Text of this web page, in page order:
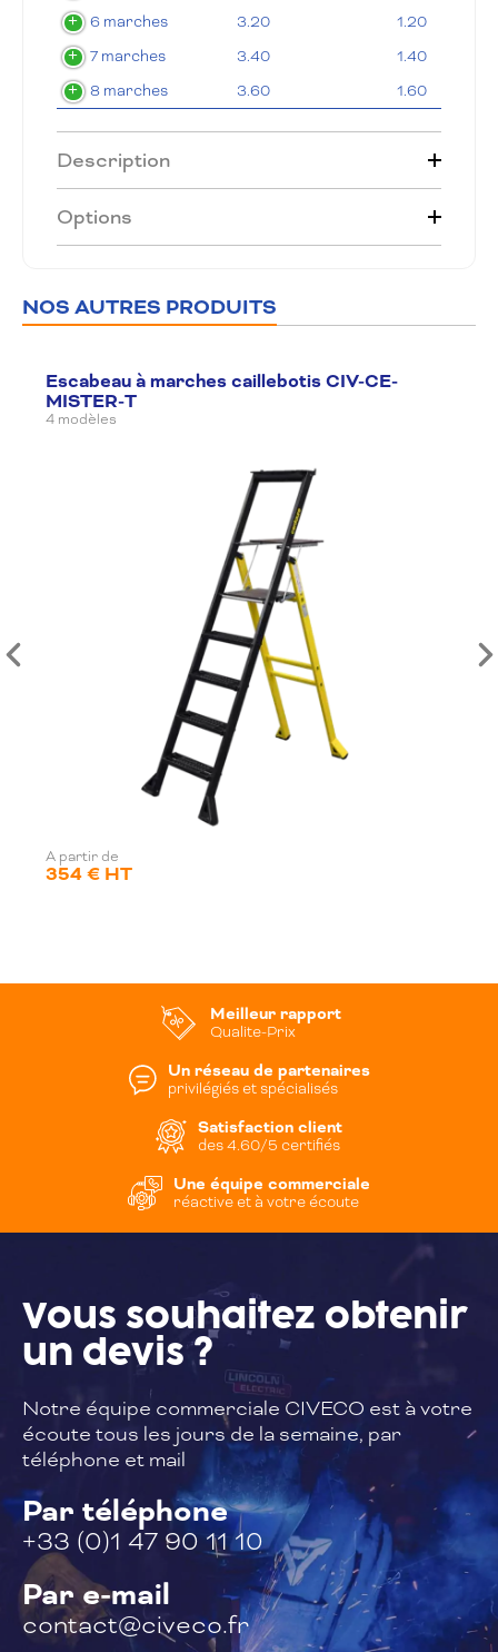
6 marches 3.20
1.20
7 marches
3.40
1.40
8 marches
3.60 1.60
Description
Options
NOS AUTRES PRODUITS
Escabeau à marches caillebotis CIV-CE-
MISTER-T
4 modèles
A partir de
354 € HT
Meilleur rapport
Qualite-Prix
Un réseau de partenaires
privilégiés et spécialisés
Satisfaction client
des 4.60/5 certifiés
Une équipe commerciale
réactive et à votre écoute
Vous souhaitez obtenir
un devis ?
Notre équipe commerciale CIVECO est àvotre
écoute tous les jours de la semaine, par
téléphone et mail
Par téléphone
+33 (0)1 47 90 11 10
Par e-mail
contact@civeco.fr